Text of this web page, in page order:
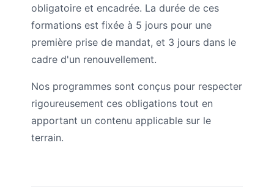
obligatoire et encadrée. La durée de ces
formations est fixée à 5 jours pour une
première prise de mandat, et 3 jours dans le
cadre d'un renouvellement.
Nos programmes sont conçus pour respecter
rigoureusement ces obligations tout en
apportant un contenu applicable sur le
terrain.